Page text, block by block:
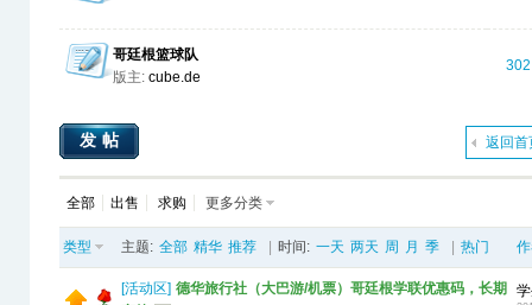
哥廷根篮球队
版主: cube.de
302
返回首
发帖
全部 出售 求购 更多分类
类型 主题: 全部 精华 推荐 时间: 一天 两天 周 月 季 热门
[活动区] 德华旅行社（大巴游/机票）哥廷根学联优惠码，长期